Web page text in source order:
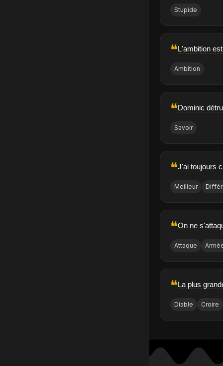
Stupide
❝L'ambition
Ambition
❝Dominic
Savoir
❝J'ai toujours
Meilleur
❝On ne
Attaque
❝La plus
Diable Croire